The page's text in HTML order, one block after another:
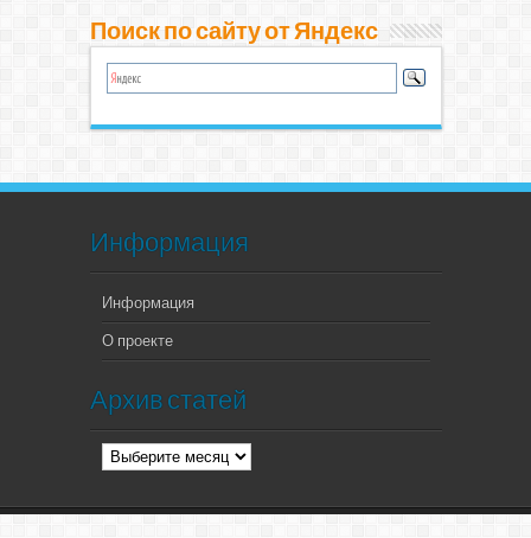
Поиск по сайту от Яндекс
Информация
Информация
О проекте
Архив статей
Архив
статей